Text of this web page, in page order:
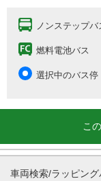
ノンステップバ
燃料電池バス
選択中のバス停
こ
車両検索/ラッピン